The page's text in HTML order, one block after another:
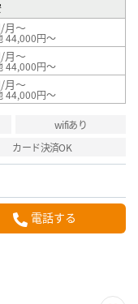
月～
44,000円～
月～
44,000円～
月～
44,000円～
wifiあり
カード決済OK
電話する